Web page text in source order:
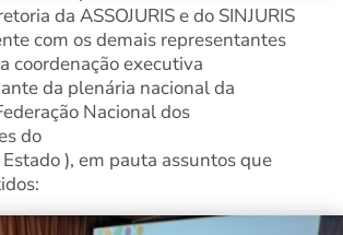
da ASSOJURIS e do SINJURIS
com os demais representantes
coordenação executiva
da plenária nacional da
Nacional dos
do
), em pauta assuntos que